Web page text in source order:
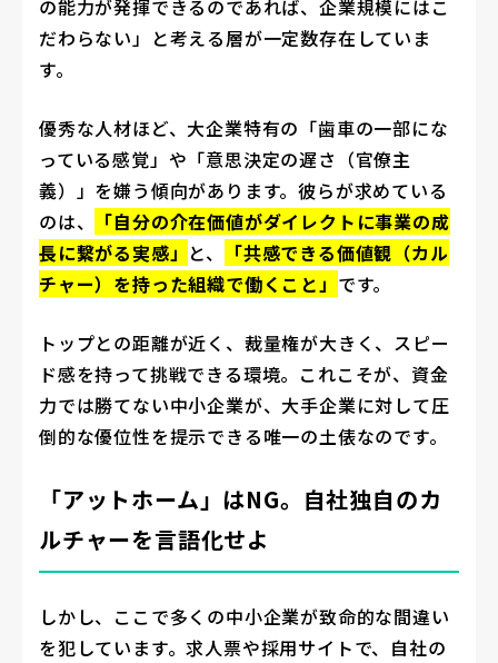
の能力が発揮できるのであれば、企業規模にはこ
だわらない」と考える層が一定数存在していま
す。
優秀な人材ほど、大企業特有の「歯車の一部にな
っている感覚」や「意思決定の遅さ（官僚主
義）」を嫌う傾向があります。彼らが求めている
のは、
「自分の介在価値がダイレクトに事業の成
長に繋がる実感」 と、
「共感できる価値観（カル
チャー）を持った組織で働くこと」 です。
トップとの距離が近く、裁量権が大きく、スピー
ド感を持って挑戦できる環境。これこそが、資金
力では勝てない中小企業が、大手企業に対して圧
倒的な優位性を提示できる唯一の土俵なのです。
「アットホーム」はNG。自社独自のカ
ルチャーを言語化せよ
しかし、ここで多くの中小企業が致命的な間違い
を犯しています。求人票や採用サイトで、自社の